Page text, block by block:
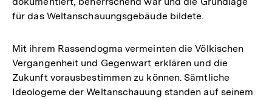
der
für das Weltanschauungsgebäude bildete.
Mit ihrem Rassendogma vermeinten die Völkischen
Vergangenheit und Gegenwart erklären und die
Zukunft vorausbestimmen zu können. Sämtliche
Ideologeme der Weltanschauung standen auf seinem